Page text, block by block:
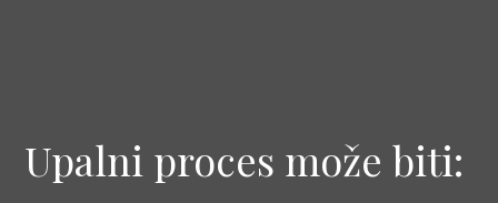
Upalni proces može biti: